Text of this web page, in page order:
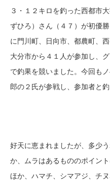
３・１２キロを釣った西都市
ずひろ）さん（４７）が初優
に門川町、日向市、都農町、
大分市から４１人が参加し、
で釣果を競いました。今回も
郎の２氏が参戦し、参加者と
好天に恵まれましたが、多少
か、ムラはあるもののポイン
ほか、ハマチ、シマアジ、チ